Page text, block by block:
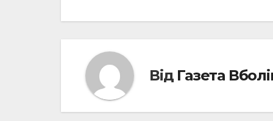
Від Газета